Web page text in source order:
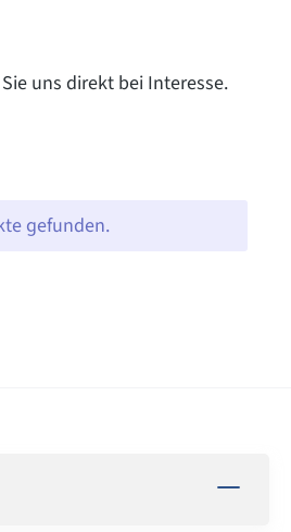
uns direkt bei Interesse.
gefunden.